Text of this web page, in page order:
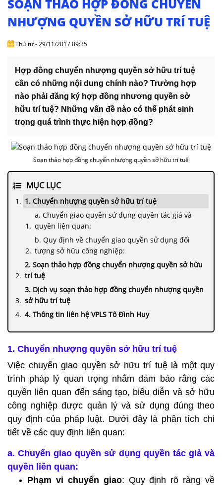
VĂN
BẢN
THỦ
TỤC
LIÊN
HỆ
SOẠN THẢO HỢP ĐỒNG CHUYỂN
NHƯỢNG QUYỀN SỞ HỮU TRÍ TUỆ
Thứ tư - 29/11/2017 09:35
Hợp đồng chuyển nhượng quyền sở hữu trí tuệ
cần có những nội dung chính nào? Trường hợp
nào phải đăng ký hợp đồng nhương quyền sở
hữu trí tuệ? Những vấn đề nào có thể phát sinh
trong quá trình thực hiện hợp đồng?
Soạn thảo hợp đồng chuyển nhượng quyền sở hữu trí tuệ
MỤC LỤC
1. Chuyển nhượng quyền sở hữu trí tuệ
a. Chuyển giao quyền sử dụng quyền tác giả và
quyền liên quan:
b. Quy định về chuyển giao quyền sử dụng đối
tượng sở hữu công nghiệp:
2. Soạn thảo hợp đồng chuyển nhượng quyền sở hữu
trí tuệ
3. Dịch vụ soạn thảo hợp đồng chuyển nhượng quyền
sở hữu trí tuệ
4. Thông tin liên hệ VPLS Tô Đình Huy
1. Chuyển nhượng quyền sở hữu trí tuệ
Việc chuyển giao quyền sở hữu trí tuệ là một quy
trình pháp lý quan trọng nhằm đảm bảo rằng các
quyền liên quan đến sáng tạo, biểu diễn và sở hữu
công nghiệp được quản lý và sử dụng đúng theo
quy định của pháp luật. Dưới đây là phân tích chi
tiết về các quy định liên quan:
a. Chuyển giao quyền sử dụng quyền tác giả và
quyền liên quan:
Phạm vi chuyển giao: Quy định rõ ràng về